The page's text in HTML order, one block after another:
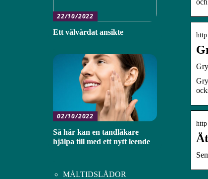
http
http
22/10/2022
Ett välvårdat ansikte
02/10/2022
Så här kan en tandläkare
hjälpa till med ett nytt leende
MÅLTIDSLÅDOR